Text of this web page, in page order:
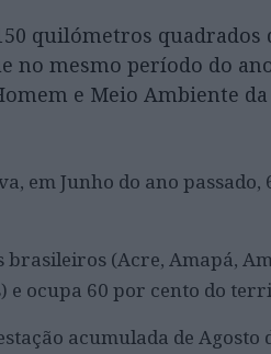
quilómetros quadrados
no mesmo período do
e Meio Ambiente
em Junho do ano
(Acre, Amapá,
e ocupa 60 por cento do
acumulada de Agosto